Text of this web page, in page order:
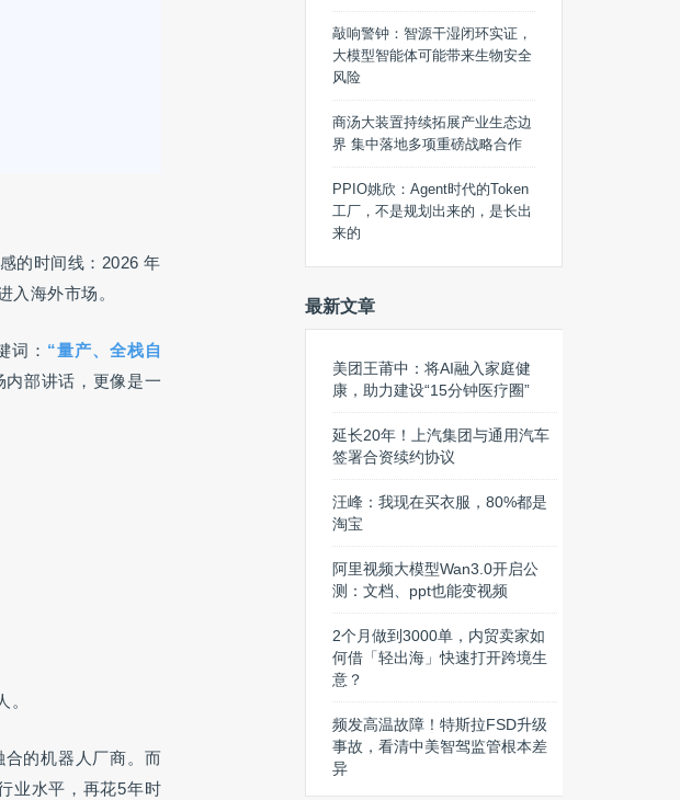
的时间线：2026 年
入海外市场。
词： “量产、全栈自
内部讲话，更像是一
的机器人厂商。而
业水平，再花5年时
敲响警钟：智源干湿闭环实证，
大模型智能体可能带来生物安全
风险
商汤大装置持续拓展产业生态边
界 集中落地多项重磅战略合作
PPIO姚欣：Agent时代的Token
工厂，不是规划出来的，是长出
来的
最新文章
美团王莆中：将AI融入家庭健
康，助力建设“15分钟医疗圈”
延长20年！上汽集团与通用汽车
签署合资续约协议
汪峰：我现在买衣服，80%都是
淘宝
阿里视频大模型Wan3.0开启公
测：文档、ppt也能变视频
2个月做到3000单，内贸卖家如
何借「轻出海」快速打开跨境生
意？
频发高温故障！特斯拉FSD升级
事故，看清中美智驾监管根本差
异